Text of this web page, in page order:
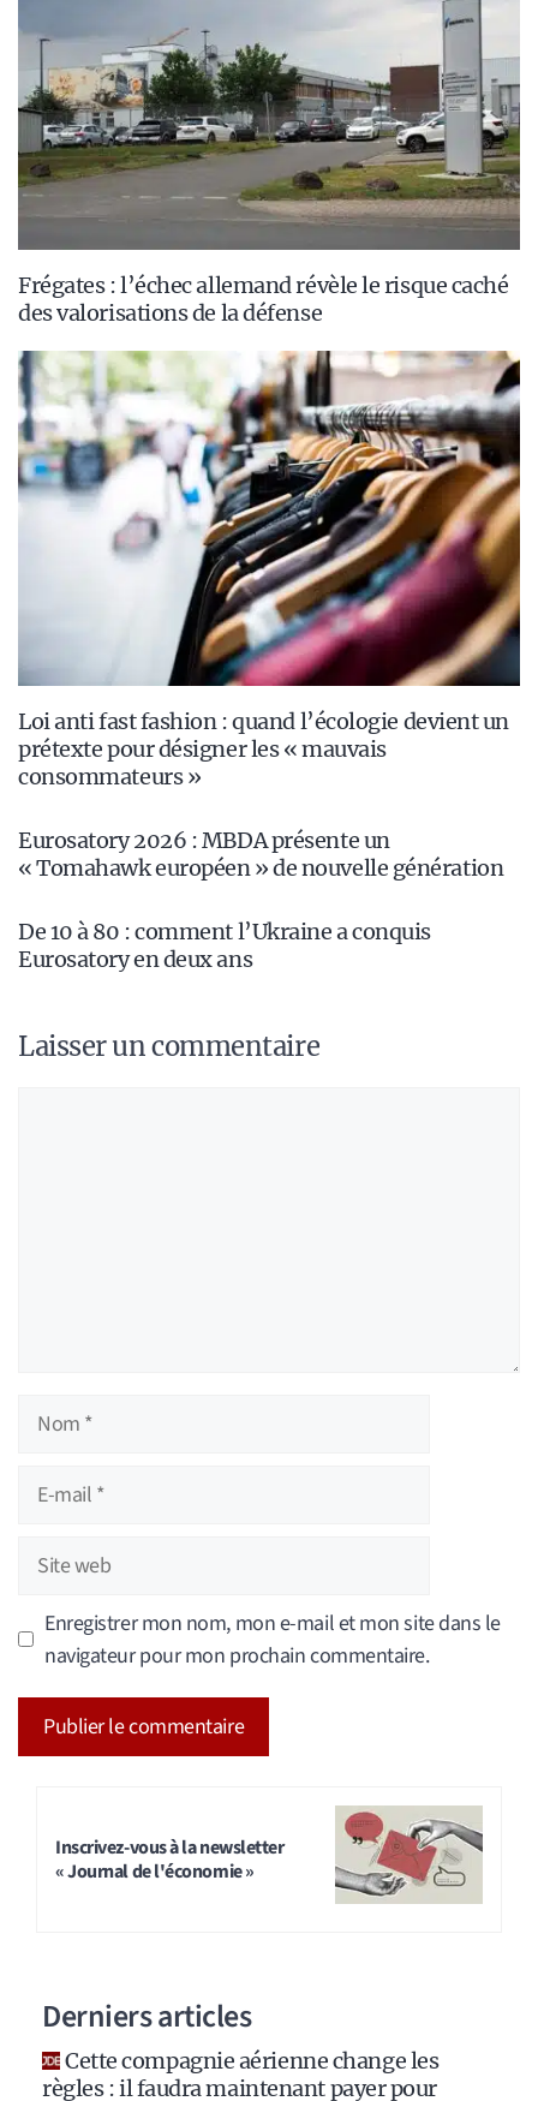
Frégates : l’échec allemand révèle le risque caché
des valorisations de la défense
Loi anti fast fashion : quand l’écologie devient un
prétexte pour désigner les « mauvais
consommateurs »
Eurosatory 2026 : MBDA présente un
« Tomahawk européen » de nouvelle génération
De 10 à 80 : comment l’Ukraine a conquis
Eurosatory en deux ans
Laisser un commentaire
Nom
Site
web
Enregistrer mon nom, mon e-mail et mon site dans le
navigateur pour mon prochain commentaire.
Inscrivez-vous à la newsletter
« Journal de l'économie »
Derniers articles
Cette compagnie aérienne change les
règles : il faudra maintenant payer pour